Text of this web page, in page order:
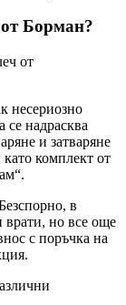
Борман?
от
несериозно
се надрасква
и затваряне
комплект от
в
врати, но все още
с поръчка на